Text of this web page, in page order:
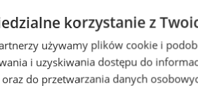
korzystanie z
używamy plików cookie i
i uzyskiwania dostępu do
do przetwarzania danych